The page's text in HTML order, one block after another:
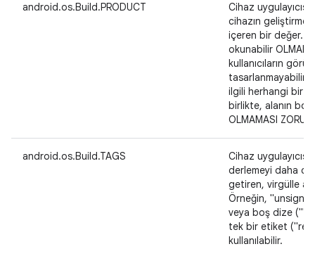
android.os.Build.PRODUCT
Cihaz
cihazın geliştirme
içeren bir değer.
okunabilir
kullanıcıların
tasarlanmayabilir.
ilgili herhangi bir
birlikte, alanın
OLMAMASI
android.os.Build.TAGS
Cihaz
derlemeyi daha
getiren, virgülle
Örneğin,
veya boş dize ("")
tek bir etiket
kullanılabilir.